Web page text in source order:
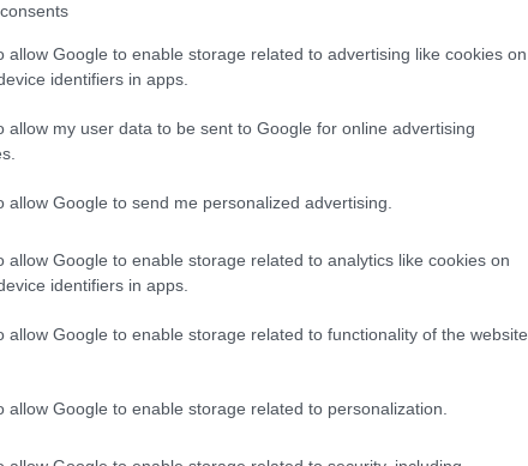
allow Google to enable storage related to advertising like cookies on
identifiers in apps.
allow my user data to be sent to Google for online advertising
allow Google to send me personalized advertising.
allow Google to enable storage related to analytics like cookies on
identifiers in apps.
allow Google to enable storage related to functionality of the website
allow Google to enable storage related to personalization.
ότι κατέλαβαν πριν από λίγο
στην περιφέρεια του Μπέλγκοροντ!
σε απόσταση δυόμισι χιλιομέτρων
την οποία είχαν αναπτυγμένη στην
και επιχειρούν να δημιουργήσουν ένα
άλλη ρωσική περιφέρεια.
σε κίνδυνο βρίσκεται και η περιφέρεια